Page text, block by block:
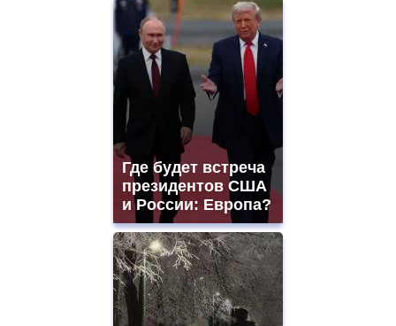
Где будет встреча
президентов США
и России: Европа?